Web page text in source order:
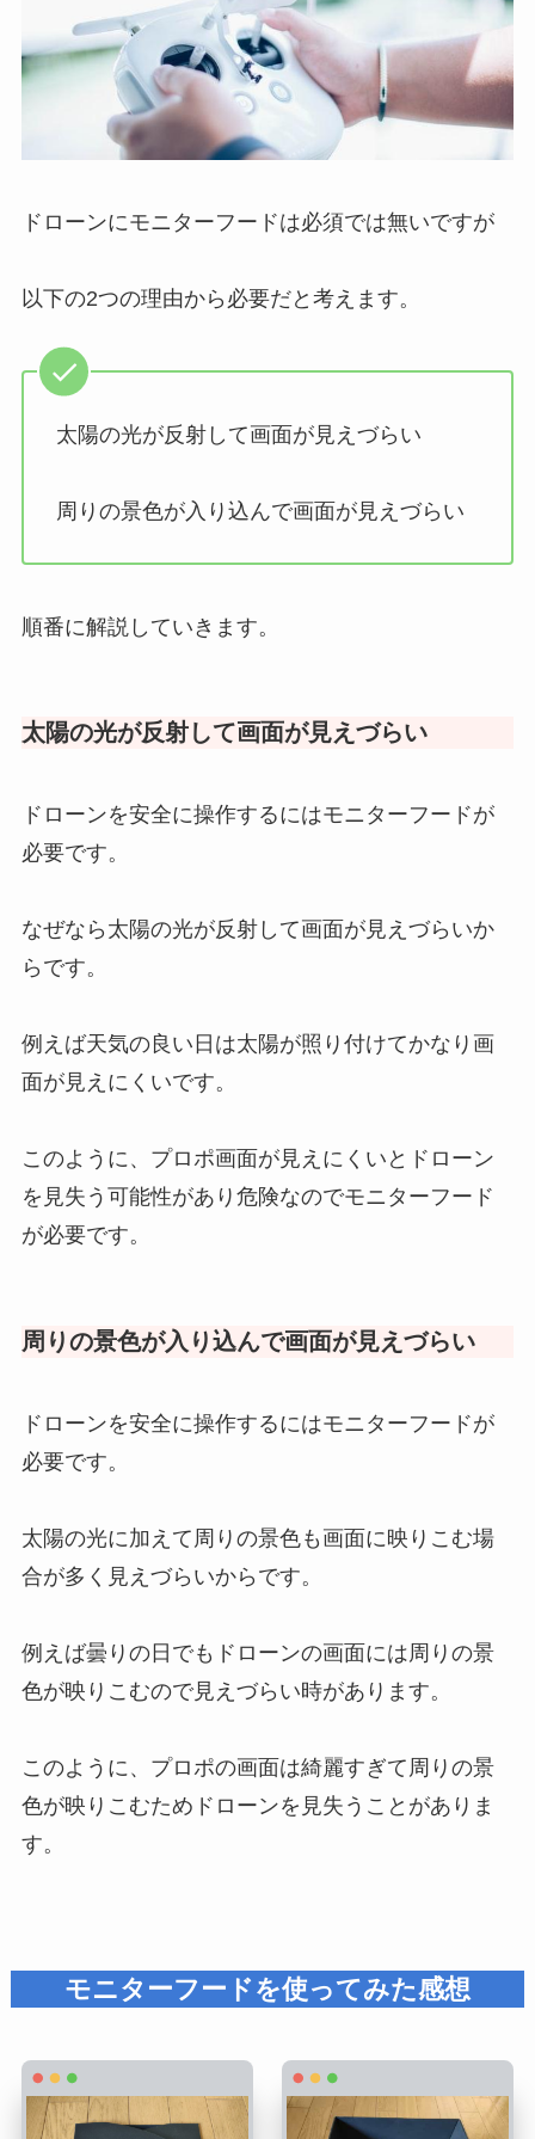
ドローンにモニターフードは必須では無いですが
以下の2つの理由から必要だと考えます。
太陽の光が反射して画面が見えづらい
周りの景色が入り込んで画面が見えづらい
順番に解説していきます。
太陽の光が反射して画面が見えづらい
ドローンを安全に操作するにはモニターフードが
必要です。
なぜなら太陽の光が反射して画面が見えづらいか
らです。
例えば天気の良い日は太陽が照り付けてかなり画
面が見えにくいです。
このように、プロポ画面が見えにくいとドローン
を見失う可能性があり危険なのでモニターフード
が必要です。
周りの景色が入り込んで画面が見えづらい
ドローンを安全に操作するにはモニターフードが
必要です。
太陽の光に加えて周りの景色も画面に映りこむ場
合が多く見えづらいからです。
例えば曇りの日でもドローンの画面には周りの景
色が映りこむので見えづらい時があります。
このように、プロポの画面は綺麗すぎて周りの景
色が映りこむためドローンを見失うことがありま
す。
モニターフードを使ってみた感想